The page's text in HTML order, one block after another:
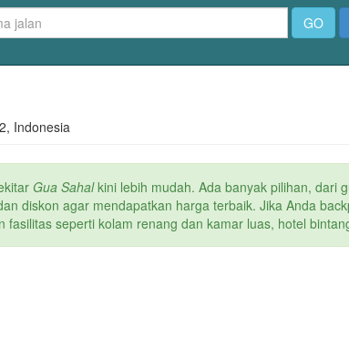
GO
Indonesia
Gua Sahalkini lebih mudah. Ada banyak pilihan, dari
diskon agar mendapatkan harga terbaik. Jika Anda
seperti kolam renang dan kamar luas, hotel